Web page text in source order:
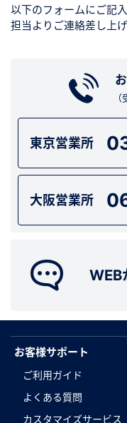
以下のフォームにご記入
担当よりご連絡差し上げ
東京営業所
大阪営業所
WEB
お客様サポート
ご利用ガイド
よくある質問
カスタマイズサービス